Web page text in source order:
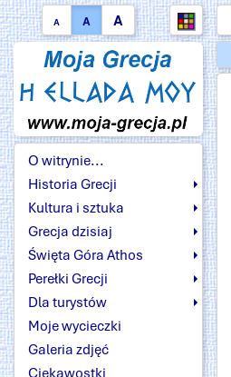
A A A
O witrynie...
Historia Grecji
Kultura i sztuka
Grecja dzisiaj
Święta Góra Athos
Perełki Grecji
Dla turystów
Moje wycieczki
Galeria zdjęć